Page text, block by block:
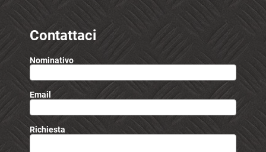
Contattaci
Nominativo
Email
Richiesta